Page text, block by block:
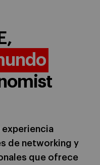
experiencia
de networking y
que ofrece